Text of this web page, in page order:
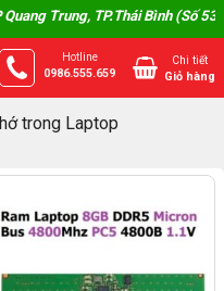
Trung, TP.Thái Bình (Số
Hotline
0986.555.659
Chi tiết
Giỏ hàng
trong Laptop